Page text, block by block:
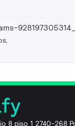
8 piso 1 2740-268